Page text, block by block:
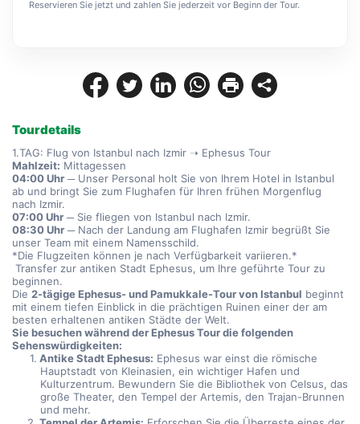
Tourdetails
1.TAG: Flug von Istanbul nach Izmir ➝ Ephesus Tour
Mahlzeit: Mittagessen
04:00 Uhr ─ Unser Personal holt Sie von Ihrem Hotel in Istanbul
ab und bringt Sie zum Flughafen für Ihren frühen Morgenflug
nach Izmir.
07:00 Uhr ─ Sie fliegen von Istanbul nach Izmir.
08:30 Uhr ─ Nach der Landung am Flughafen Izmir begrüßt Sie
unser Team mit einem Namensschild.
*Die Flugzeiten können je nach Verfügbarkeit variieren.*
Transfer zur antiken Stadt Ephesus, um Ihre geführte Tour zu
beginnen.
Die 2-tägige Ephesus- und Pamukkale-Tour von Istanbul beginnt
mit einem tiefen Einblick in die prächtigen Ruinen einer der am
besten erhaltenen antiken Städte der Welt.
Sie besuchen während der Ephesus Tour die folgenden
Sehenswürdigkeiten:
Antike Stadt Ephesus: Ephesus war einst die römische
Hauptstadt von Kleinasien, ein wichtiger Hafen und
Kulturzentrum. Bewundern Sie die Bibliothek von Celsus, das
große Theater, den Tempel der Artemis, den Trajan-Brunnen
und mehr.
Reservieren Sie jetzt und zahlen Sie jederzeit vor Beginn der Tour.